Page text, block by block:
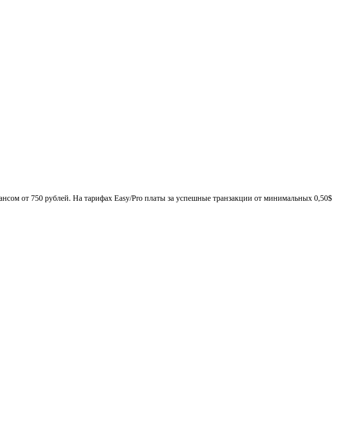
от 750 рублей. На тарифах Easy/Pro платы за успешные транзакции от минимальных 0,50$